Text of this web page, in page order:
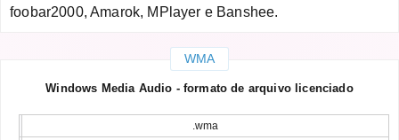
foobar2000, Amarok, MPlayer e Banshee.
WMA
Windows Media Audio - formato de arquivo licenciado
.wma